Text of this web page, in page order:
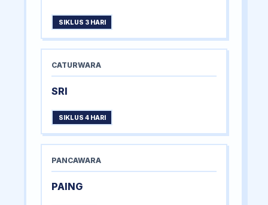
SIKLUS 3 HARI
CATURWARA
SRI
SIKLUS 4 HARI
PANCAWARA
PAING